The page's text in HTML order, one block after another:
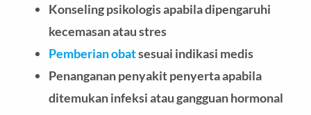
Konseling psikologis apabila dipengaruhi
kecemasan atau stres
Pemberian obatsesuai indikasi medis
Penanganan penyakit penyerta apabila
ditemukan infeksi atau gangguan hormonal